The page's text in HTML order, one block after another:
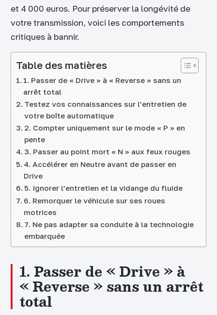
et 4 000 euros. Pour préserver la longévité de
votre transmission, voici les comportements
critiques à bannir.
Table des matières
1. Passer de « Drive » à « Reverse » sans un
arrêt total
Testez vos connaissances sur l’entretien de
votre boîte automatique
2. Compter uniquement sur le mode « P » en
pente
3. Passer au point mort « N » aux feux rouges
4. Accélérer en Neutre avant de passer en
Drive
5. Ignorer l’entretien et la vidange du fluide
6. Remorquer le véhicule sur ses roues
motrices
7. Ne pas adapter sa conduite à la technologie
embarquée
1. Passer de « Drive » à
« Reverse » sans un arrêt
total